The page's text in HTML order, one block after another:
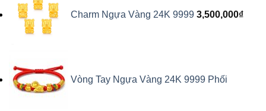
Charm Ngựa Vàng 24K 9999 3,500,000₫
Vòng Tay Ngựa Vàng 24K 9999 Phối